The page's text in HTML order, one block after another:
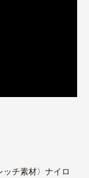
チ素材〉ナイロ